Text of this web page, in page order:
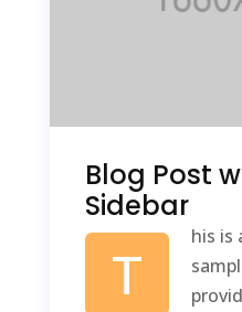
Blog Post
Sidebar
T
his is